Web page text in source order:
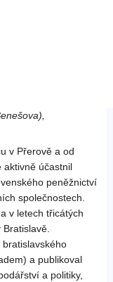
v Přerově a od
aktivně účastnil
peněžnictví
společnostech.
v letech třicátých
a publikoval
a politiky,